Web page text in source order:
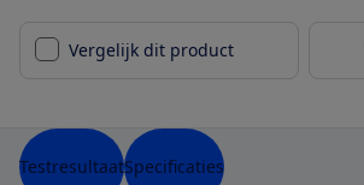
Vergelijk dit product
TestresultaatSpecificaties